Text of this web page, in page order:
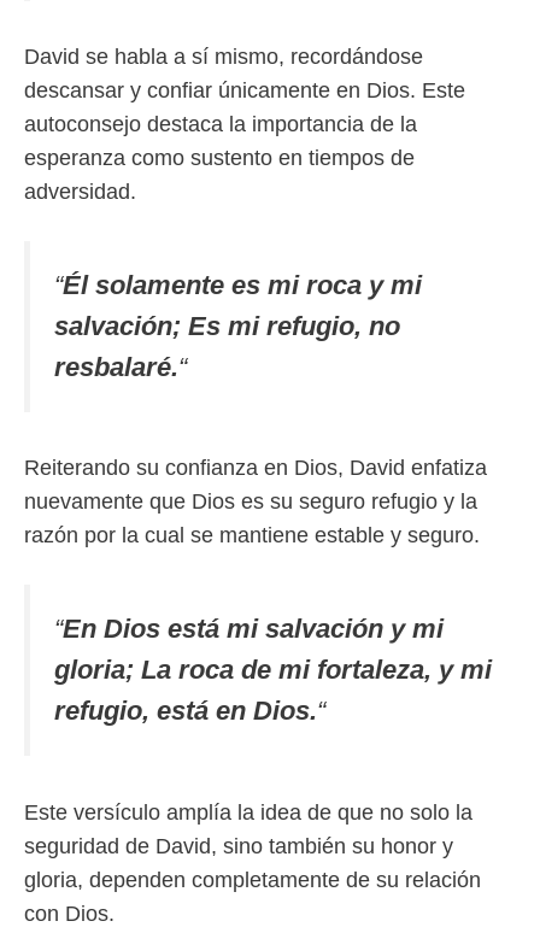
David se habla a sí mismo, recordándose
descansar y confiar únicamente en Dios. Este
autoconsejo destaca la importancia de la
esperanza como sustento en tiempos de
adversidad.
“Él solamente es mi roca y mi
salvación; Es mi refugio, no
resbalaré.“
Reiterando su confianza en Dios, David enfatiza
nuevamente que Dios es su seguro refugio y la
razón por la cual se mantiene estable y seguro.
“En Dios está mi salvación y mi
gloria; La roca de mi fortaleza, y mi
refugio, está en Dios.“
Este versículo amplía la idea de que no solo la
seguridad de David, sino también su honor y
gloria, dependen completamente de su relación
con Dios.